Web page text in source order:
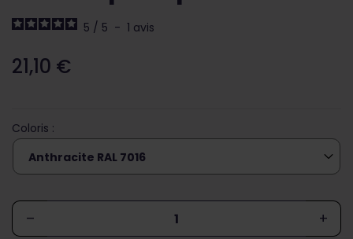
5 / 5 - 1 avis
21,10 €
Coloris :
– +